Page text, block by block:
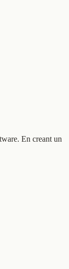
En creant un